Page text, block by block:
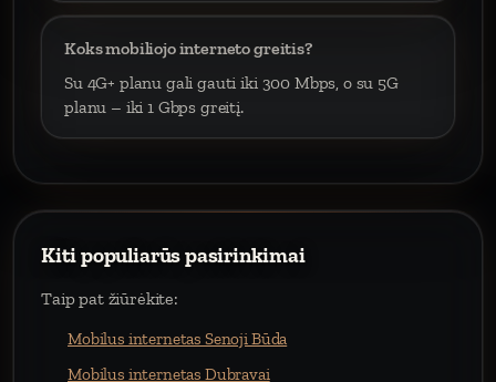
Koks mobiliojo interneto greitis?
Su 4G+ planu gali gauti iki 300 Mbps, o su 5G
planu – iki 1 Gbps greitį.
Kiti populiarūs pasirinkimai
Taip pat žiūrėkite:
Mobilus internetas Senoji Būda
Mobilus internetas Dubravai